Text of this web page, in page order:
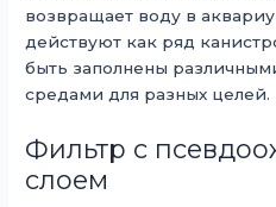
возвращает воду в
действуют как ряд
быть заполнены
средами для разных целей.
Фильтр с
слоем